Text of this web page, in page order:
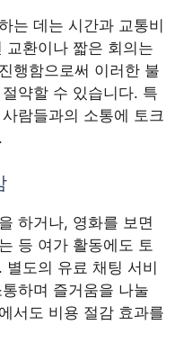
는 데는 시간과 교통비
교환이나 짧은 회의는
행함으로써 이러한 불
약할 수 있습니다. 특
람들과의 소통에 토크
하거나, 영화를 보면
등 여가 활동에도 토
도의 유료 채팅 서비
하며 즐거움을 나눌
서도 비용 절감 효과를